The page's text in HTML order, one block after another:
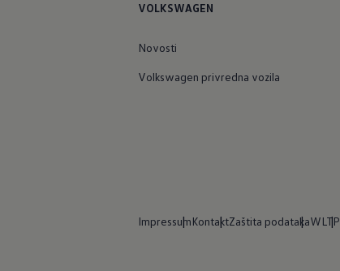
VOLKSWAGEN
Novosti
Volkswagen privredna vozila
ImpressumKontaktZaštita podatakaWLTP